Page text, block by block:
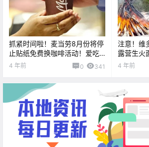
抓紧时间啦！麦当劳8月份将停
止贴纸免费换咖啡活动！爱吃
Pizza的有福啦，本周Domino's
4 年前 0 341
注意！维
露营生火
了，警察
4 年前